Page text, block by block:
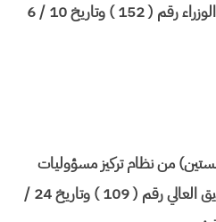
وبعد الاطلاع على قرار مجلس الوزراء رقم ( 152 ) وتاريخ 10 / 6
من نظام تركيز مسؤوليات
القضاء الشرعي الصادر بالتصديق العالي رقم ( 109 ) وتاريخ 24 /